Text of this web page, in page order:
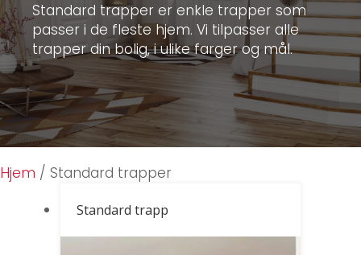
Standard trapper er enkle trapper som
passer i de fleste hjem. Vi tilpasser alle
trapper din bolig, i ulike farger og mål.
Hjem / Standard trapper
Standard trapp
Telefon*
*
D
t
E-post
E-post
Adresse*
Send